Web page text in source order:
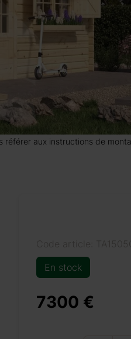
aux instructions de
En stock
7300 €